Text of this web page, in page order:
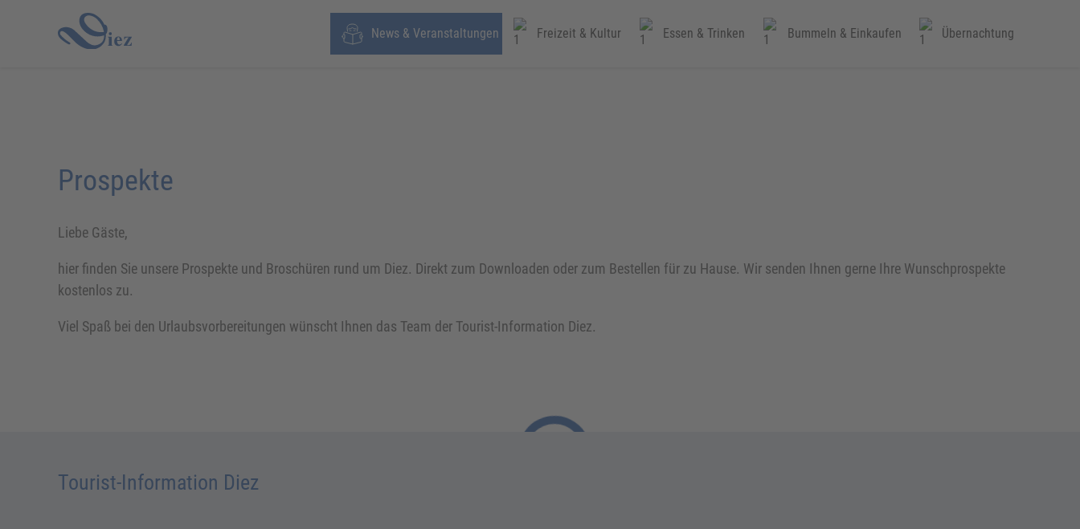
News & Veranstaltungen Freizeit & Kultur Essen & Trinken Bummeln & Einkaufen Übernachtung
Prospekte
Liebe Gäste,
hier finden Sie unsere Prospekte und Broschüren rund um Diez. Direkt zum Downloaden oder zum Bestellen für zu Hause. Wir senden Ihnen gerne Ihre Wunschprospekte
kostenlos zu.
Viel Spaß bei den Urlaubsvorbereitungen wünscht Ihnen das Team der Tourist-Information Diez.
Tourist-Information Diez